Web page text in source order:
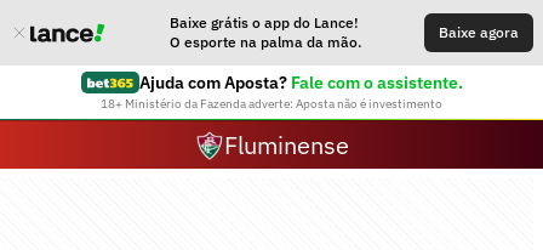
Baixe grátis o app do Lance!
O esporte na palma da mão.
Baixe agora
Ajuda com Aposta? Fale com o assistente.
18+ Ministério da Fazenda adverte: Aposta não é investimento
Fluminense